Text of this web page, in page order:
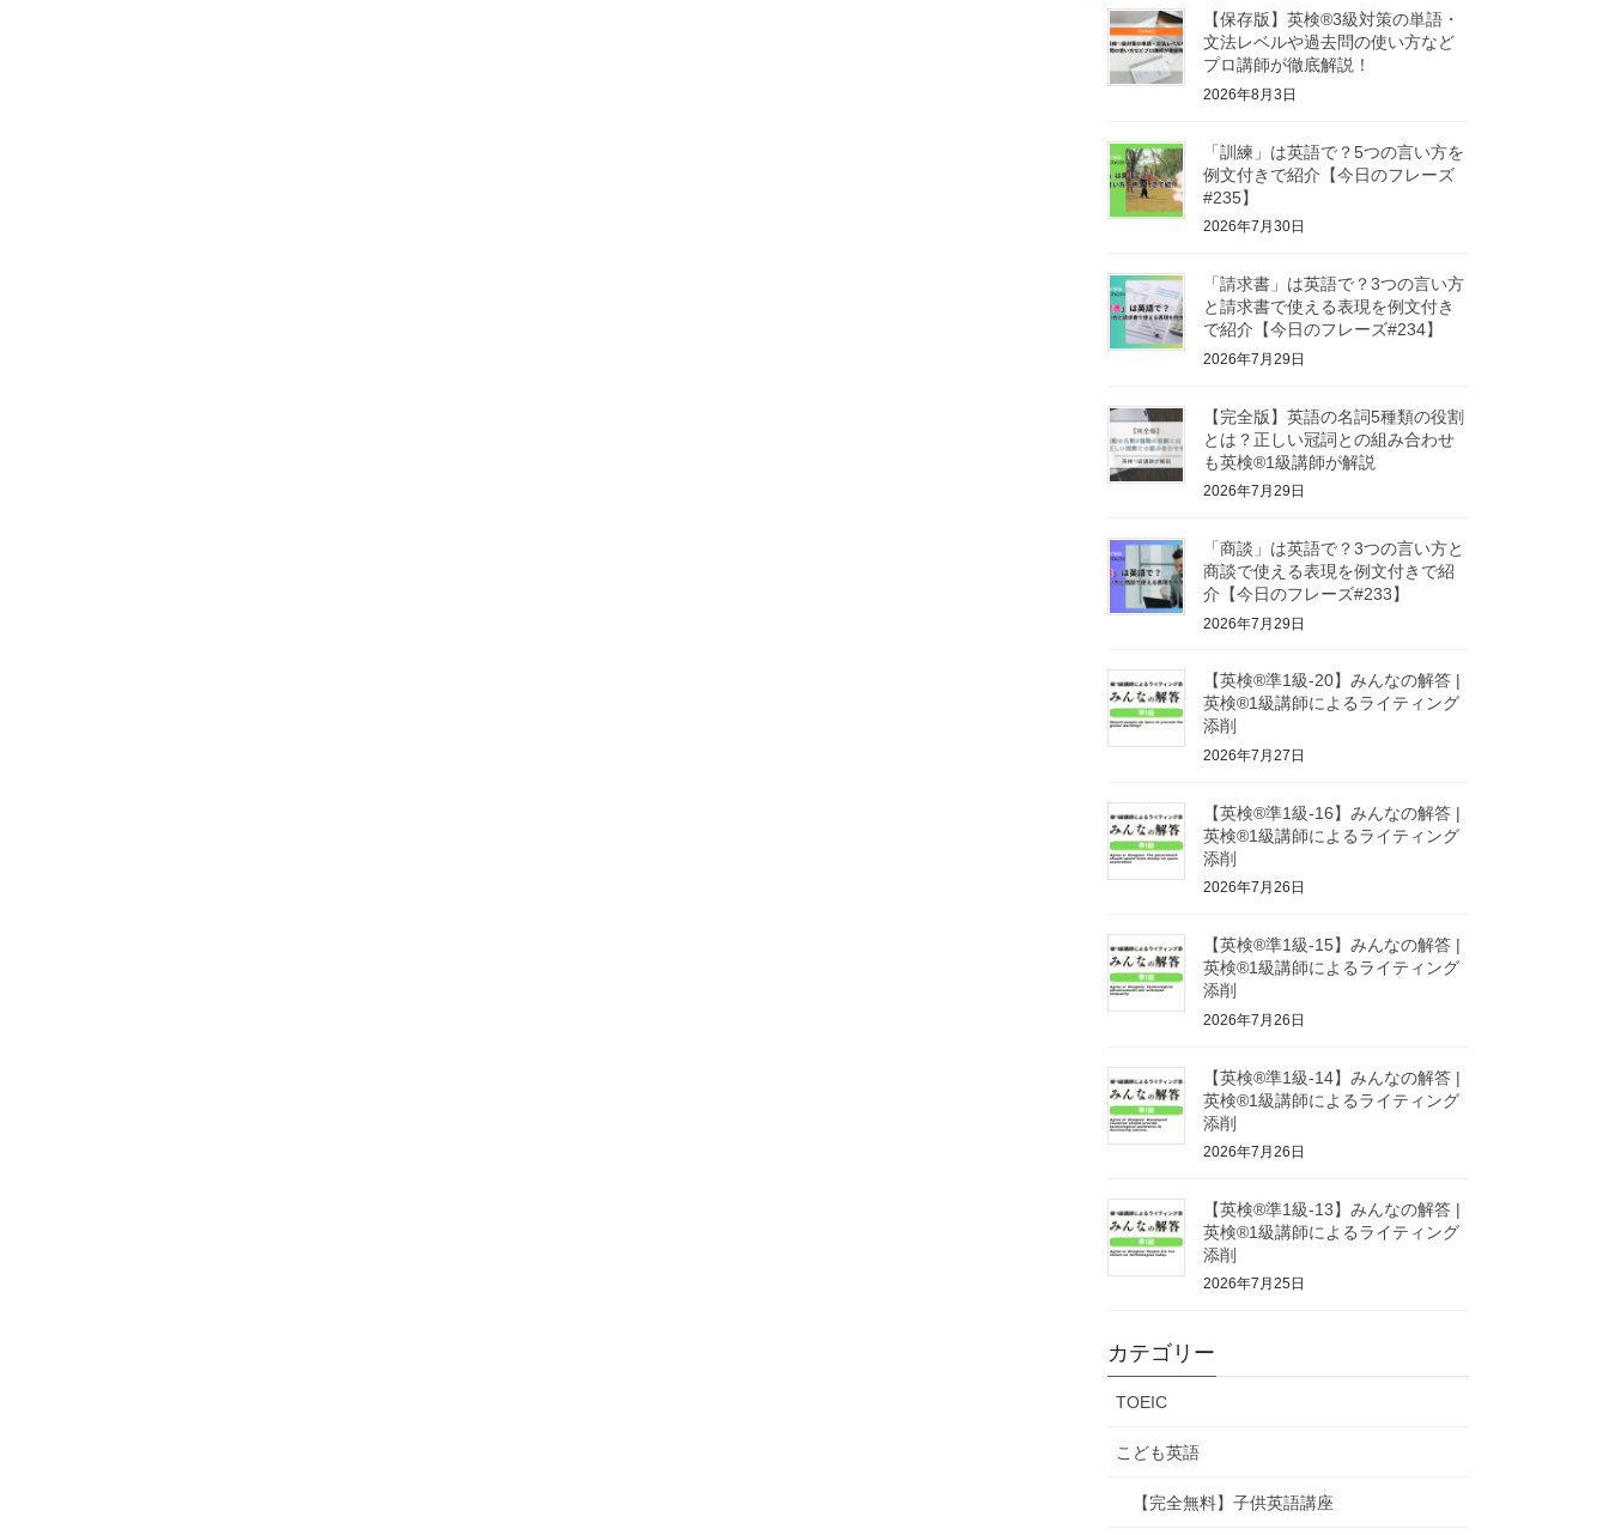
【保存版】英検®3級対策の単語・
文法レベルや過去問の使い方など
プロ講師が徹底解説！
2026年8月3日
「訓練」は英語で？5つの言い方を
例文付きで紹介【今日のフレーズ
#235】
2026年7月30日
「請求書」は英語で？3つの言い方
と請求書で使える表現を例文付き
で紹介【今日のフレーズ#234】
2026年7月29日
【完全版】英語の名詞5種類の役割
とは？正しい冠詞との組み合わせ
も英検®1級講師が解説
2026年7月29日
「商談」は英語で？3つの言い方と
商談で使える表現を例文付きで紹
介【今日のフレーズ#233】
2026年7月29日
【英検®準1級-20】みんなの解答 |
英検®1級講師によるライティング
添削
2026年7月27日
【英検®準1級-16】みんなの解答 |
英検®1級講師によるライティング
添削
2026年7月26日
【英検®準1級-15】みんなの解答 |
英検®1級講師によるライティング
添削
2026年7月26日
【英検®準1級-14】みんなの解答 |
英検®1級講師によるライティング
添削
2026年7月26日
【英検®準1級-13】みんなの解答 |
英検®1級講師によるライティング
添削
2026年7月25日
カテゴリー
TOEIC
こども英語
【完全無料】子供英語講座